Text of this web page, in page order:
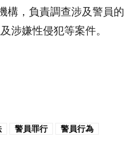
構，負責調查涉及警員的
涉嫌性侵犯等案件。
警員罪行 警員行為